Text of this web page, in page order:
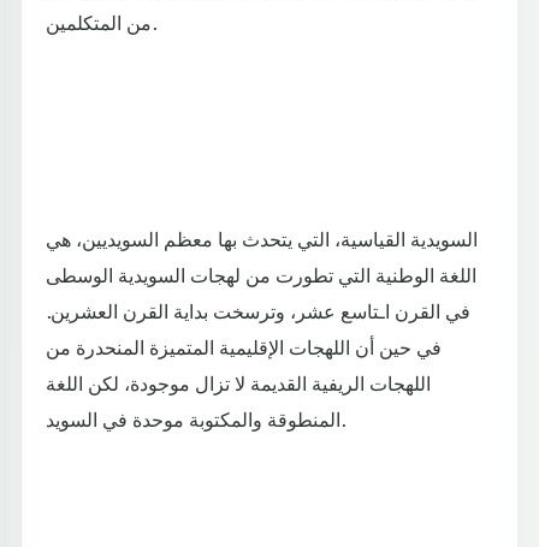
من المتكلمين.
السويدية القياسية، التي يتحدث بها معظم السويديين، هي
اللغة الوطنية التي تطورت من لهجات السويدية الوسطى
في القرن اـتاسع عشر، وترسخت بداية القرن العشرين.
في حين أن اللهجات الإقليمية المتميزة المنحدرة من
اللهجات الريفية القديمة لا تزال موجودة، لكن اللغة
المنطوقة والمكتوبة موحدة في السويد.